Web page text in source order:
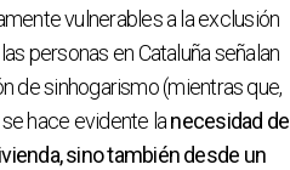
vulnerables a la exclusión
personas en Cataluña señalan
de sinhogarismo (mientras que,
hace evidente lanecesidad de
sino también desde un